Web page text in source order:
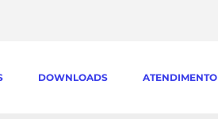
DOWNLOADS ATENDIMENTO